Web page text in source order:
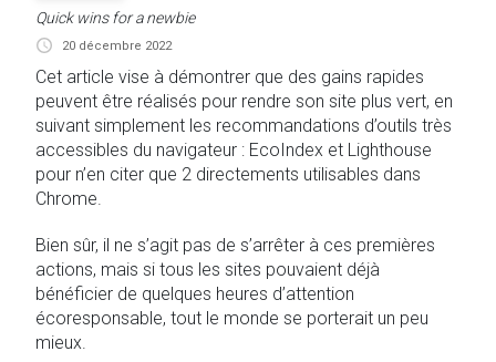
Quick wins for a newbie
20 décembre 2022
Cet article vise à démontrer que des gains rapides
peuvent être réalisés pour rendre son site plus vert, en
suivant simplement les recommandations d’outils très
accessibles du navigateur : EcoIndex et Lighthouse
pour n’en citer que 2 directements utilisables dans
Chrome.
Bien sûr, il ne s’agit pas de s’arrêter à ces premières
actions, mais si tous les sites pouvaient déjà
bénéficier de quelques heures d’attention
écoresponsable, tout le monde se porterait un peu
mieux.